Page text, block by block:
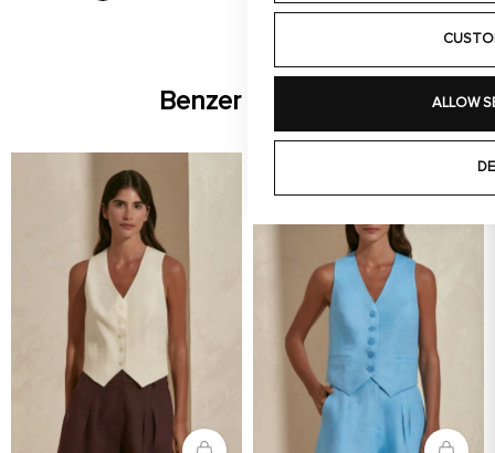
ALLOW
Benzer Ürünler